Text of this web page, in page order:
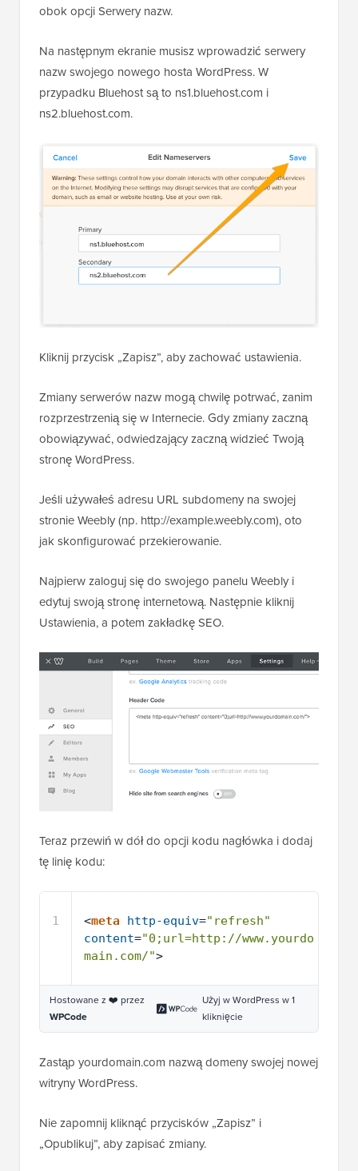
obok opcji Serwery nazw.
Na następnym ekranie musisz wprowadzić serwery
nazw swojego nowego hosta WordPress. W
przypadku Bluehost są to ns1.bluehost.com i
ns2.bluehost.com.
Kliknij przycisk „Zapisz”, aby zachować ustawienia.
Zmiany serwerów nazw mogą chwilę potrwać, zanim
rozprzestrzenią się w Internecie. Gdy zmiany zaczną
obowiązywać, odwiedzający zaczną widzieć Twoją
stronę WordPress.
Jeśli używałeś adresu URL subdomeny na swojej
stronie Weebly (np. http://example.weebly.com), oto
jak skonfigurować przekierowanie.
Najpierw zaloguj się do swojego panelu Weebly i
edytuj swoją stronę internetową. Następnie kliknij
Ustawienia, a potem zakładkę SEO.
Teraz przewiń w dół do opcji kodu nagłówka i dodaj
tę linię kodu:
1 <meta http-equiv="refresh"
content="0;url=http://www.yourdo
main.com/">
Hostowane z ❤️ przez
WPCode
Użyj w WordPress w 1
kliknięcie
Zastąp yourdomain.com nazwą domeny swojej nowej
witryny WordPress.
Nie zapomnij kliknąć przycisków „Zapisz” i
„Opublikuj”, aby zapisać zmiany.